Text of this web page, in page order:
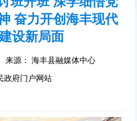
奋力开创海丰现代
设新局面
来源： 海丰县融媒体中心
政府门户网站